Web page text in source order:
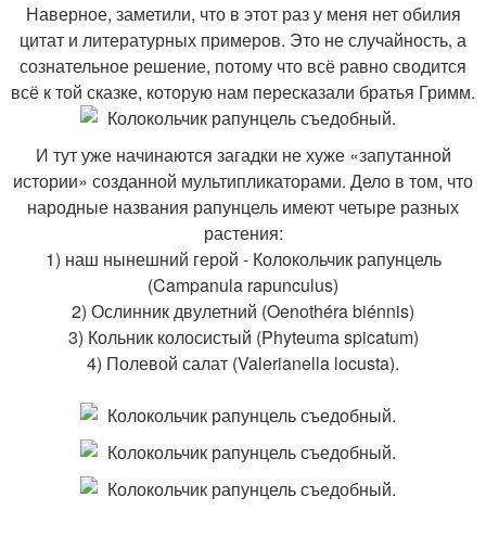
Наверное, заметили, что в этот раз у меня нет обилия
цитат и литературных примеров. Это не случайность, а
сознательное решение, потому что всё равно сводится
всё к той сказке, которую нам пересказали братья Гримм.
И тут уже начинаются загадки не хуже «запутанной
истории» созданной мультипликаторами. Дело в том, что
народные названия рапунцель имеют четыре разных
растения:
1) наш нынешний герой - Колокольчик рапунцель
(Campanula rapunculus)
2) Ослинник двулетний (Oenothéra biénnis)
3) Кольник колосистый (Phyteuma spicatum)
4) Полевой салат (Valerianella locusta).